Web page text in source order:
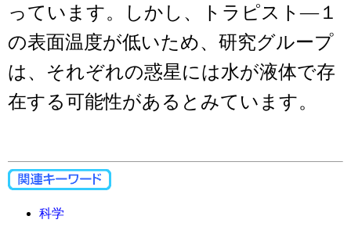
っています。しかし、トラピスト―１
の表面温度が低いため、研究グループ
は、それぞれの惑星には水が液体で存
在する可能性があるとみています。
科学